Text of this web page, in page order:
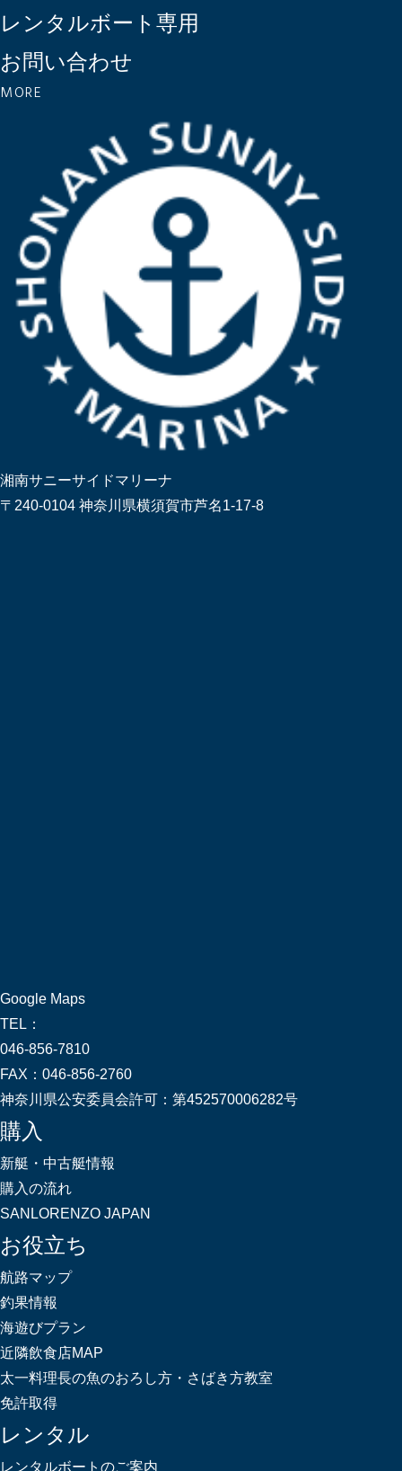
レンタルボート専用
お問い合わせ
MORE
湘南サニーサイドマリーナ
〒240-0104 神奈川県横須賀市芦名1-17-8
Google Maps
TEL：
046-856-7810
FAX： 046-856-2760
神奈川県公安委員会許可： 第452570006282号
購入
新艇・中古艇情報
購入の流れ
SANLORENZO JAPAN
お役立ち
航路マップ
釣果情報
海遊びプラン
近隣飲食店MAP
太一料理長の魚のおろし方・さばき方教室
免許取得
レンタル
レンタルボートのご案内